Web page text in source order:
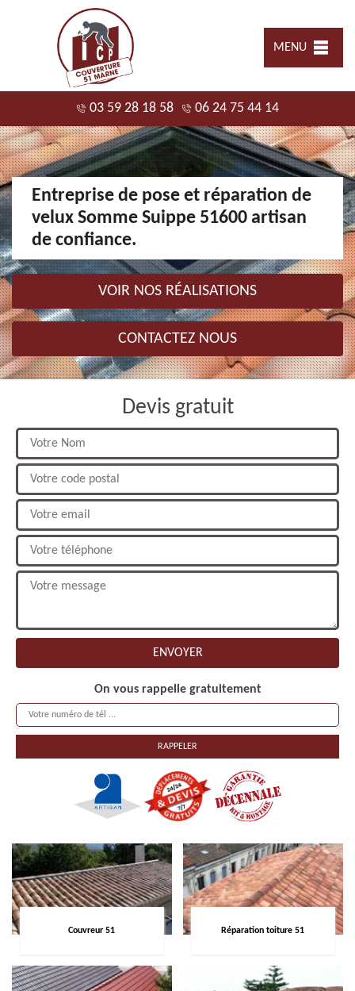
MENU
03 59 28 18 58 06 24 75 44 14
Entreprise de pose et réparation de
velux Somme Suippe 51600 artisan
de confiance.
VOIR NOS RÉALISATIONS
CONTACTEZ NOUS
Devis gratuit
On vous rappelle gratuitement
Couvreur 51 Réparation toiture 51